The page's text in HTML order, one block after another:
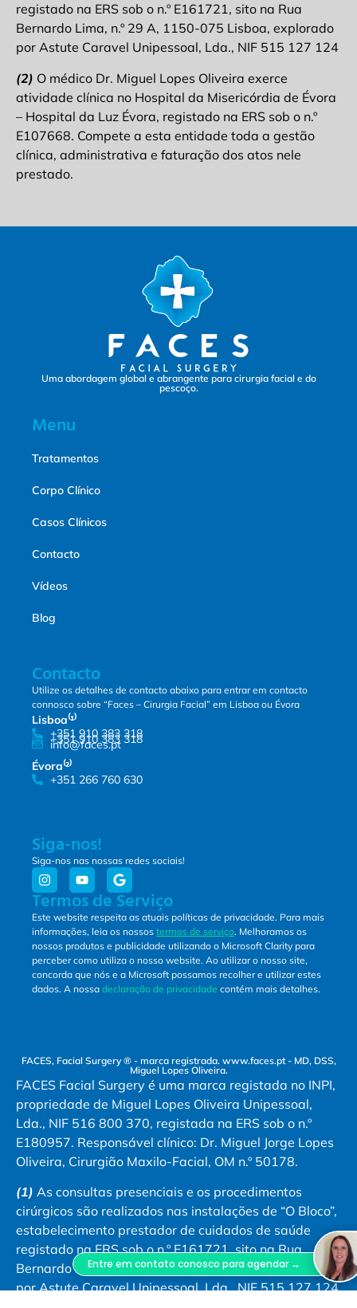
registado na ERS sob o n.º E161721, sito na Rua
Bernardo Lima, n.º 29 A, 1150-075 Lisboa, explorado
por Astute Caravel Unipessoal, Lda., NIF 515 127 124
(2) O médico Dr. Miguel Lopes Oliveira exerce
atividade clínica no Hospital da Misericórdia de Évora
– Hospital da Luz Évora, registado na ERS sob o n.º
E107668. Compete a esta entidade toda a gestão
clínica, administrativa e faturação dos atos nele
prestado.
Uma abordagem global e abrangente para cirurgia facial e do
pescoço.
Menu
Tratamentos
Corpo Clínico
Casos Clínicos
Contacto
Vídeos
Blog
Contacto
Utilize os detalhes de contacto abaixo para entrar em contacto
connosco sobre “Faces – Cirurgia Facial” em Lisboa ou Évora
Lisboa⁽¹⁾
+351 910 383 318
+351 910 383 318
info@faces.pt
Évora⁽²⁾
+351 266 760 630
Siga-nos!
Siga-nos nas nossas redes sociais!
Termos de Serviço
Este website respeita as atuais políticas de privacidade. Para mais
informações, leia os nossos termos de serviço. Melhoramos os
nossos produtos e publicidade utilizando o Microsoft Clarity para
perceber como utiliza o nosso website. Ao utilizar o nosso site,
concorda que nós e a Microsoft possamos recolher e utilizar estes
dados. A nossa declaração de privacidade contém mais detalhes.
FACES, Facial Surgery ® - marca registrada. www.faces.pt - MD, DSS,
Miguel Lopes Oliveira.
FACES Facial Surgery é uma marca registada no INPI,
propriedade de Miguel Lopes Oliveira Unipessoal,
Lda., NIF 516 800 370, registada na ERS sob o n.º
E180957. Responsável clínico: Dr. Miguel Jorge Lopes
Oliveira, Cirurgião Maxilo-Facial, OM n.º 50178.
(1) As consultas presenciais e os procedimentos
cirúrgicos são realizados nas instalações de “O Bloco”,
estabelecimento prestador de cuidados de saúde
registado na ERS sob o n.º E161721, sito na Rua
Bernardo Lima, n.º 29 A, 1150-075 Lisboa, explorado
por Astute Caravel Unipessoal, Lda., NIF 515 127 124
Entre em contato conosco para agendar →